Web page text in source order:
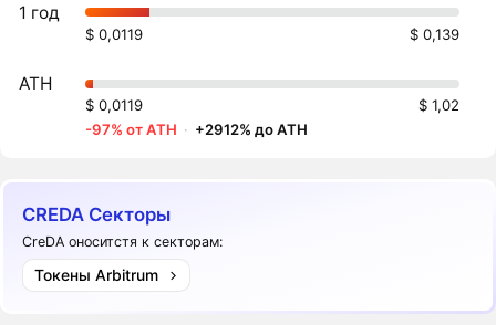
1 год
$ 0,0119 $ 0,139
ATH
$ 0,0119
$ 1,02
-97% от ATH · +2912% до ATH
CREDA Секторы
CreDA оноситстя к секторам:
Токены Arbitrum